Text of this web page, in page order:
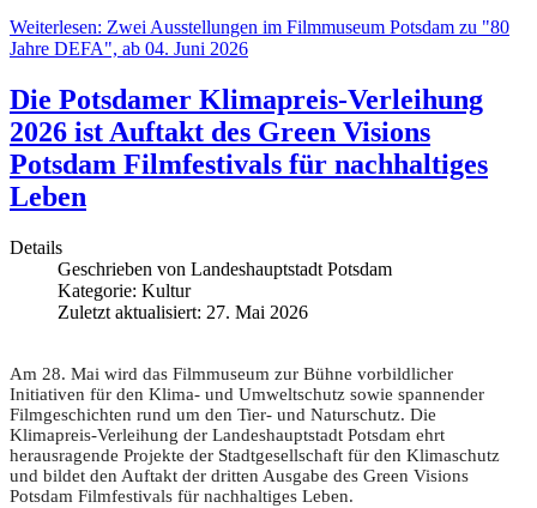
Weiterlesen: Zwei Ausstellungen im Filmmuseum Potsdam zu "80
Jahre DEFA", ab 04. Juni 2026
Die Potsdamer Klimapreis-Verleihung
2026 ist Auftakt des Green Visions
Potsdam Filmfestivals für nachhaltiges
Leben
Details
Geschrieben von Landeshauptstadt Potsdam
Kategorie: Kultur
Zuletzt aktualisiert: 27. Mai 2026
Am 28. Mai wird das Filmmuseum zur Bühne vorbildlicher
Initiativen für den Klima- und Umweltschutz sowie spannender
Filmgeschichten rund um den Tier- und Naturschutz. Die
Klimapreis-Verleihung der Landeshauptstadt Potsdam ehrt
herausragende Projekte der Stadtgesellschaft für den Klimaschutz
und bildet den Auftakt der dritten Ausgabe des Green Visions
Potsdam Filmfestivals für nachhaltiges Leben.